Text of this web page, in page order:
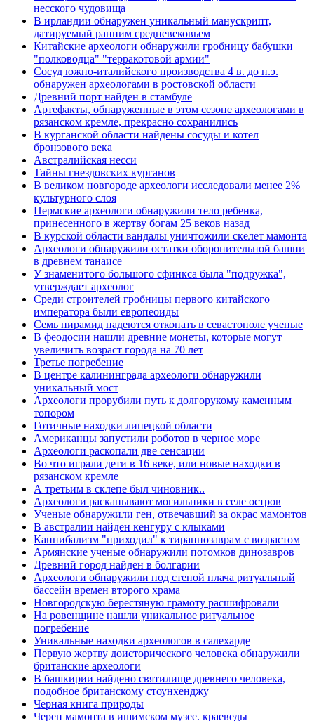
несского чудовища
В ирландии обнаружен уникальный манускрипт,
датируемый ранним средневековьем
Китайские археологи обнаружили гробницу бабушки
"полководца" "терракотовой армии"
Сосуд южно-италийского производства 4 в. до н.э.
обнаружен археологами в ростовской области
Древний порт найден в стамбуле
Артефакты, обнаруженные в этом сезоне археологами в
рязанском кремле, прекрасно сохранились
В курганской области найдены сосуды и котел
бронзового века
Австралийская несси
Тайны гнездовских курганов
В великом новгороде археологи исследовали менее 2%
культурного слоя
Пермские археологи обнаружили тело ребенка,
принесенного в жертву богам 25 веков назад
В курской области вандалы уничтожили скелет мамонта
Археологи обнаружили остатки оборонительной башни
в древнем танаисе
У знаменитого большого сфинкса была "подружка",
утверждает археолог
Среди строителей гробницы первого китайского
императора были европеоиды
Семь пирамид надеются откопать в севастополе ученые
В феодосии нашли древние монеты, которые могут
увеличить возраст города на 70 лет
Третье погребение
В центре калининграда археологи обнаружили
уникальный мост
Археологи прорубили путь к долгорукому каменным
топором
Готичные находки липецкой области
Американцы запустили роботов в черное море
Археологи раскопали две сенсации
Во что играли дети в 16 веке, или новые находки в
рязанском кремле
А третьим в склепе был чиновник..
Археологи раскапывают могильники в селе остров
Ученые обнаружили ген, отвечавший за окрас мамонтов
В австралии найден кенгуру с клыками
Каннибализм "приходил" к тираннозаврам с возрастом
Армянские ученые обнаружили потомков динозавров
Древний город найден в болгарии
Археологи обнаружили под стеной плача ритуальный
бассейн времен второго храма
Новгородскую берестяную грамоту расшифровали
На ровенщине нашли уникальное ритуальное
погребение
Уникальные находки археологов в салехарде
Первую жертву доисторического человека обнаружили
британские археологи
В башкирии найдено святилище древнего человека,
подобное британскому стоунхенджу
Черная книга природы
Череп мамонта в ишимском музее. краеведы